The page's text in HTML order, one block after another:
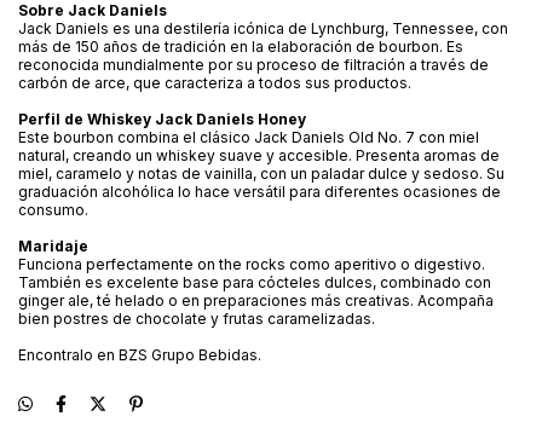
Sobre Jack Daniels
Jack Daniels es una destilería icónica de Lynchburg, Tennessee, con
más de 150 años de tradición en la elaboración de bourbon. Es
reconocida mundialmente por su proceso de filtración a través de
carbón de arce, que caracteriza a todos sus productos.
Perfil de Whiskey Jack Daniels Honey
Este bourbon combina el clásico Jack Daniels Old No. 7 con miel
natural, creando un whiskey suave y accesible. Presenta aromas de
miel, caramelo y notas de vainilla, con un paladar dulce y sedoso. Su
graduación alcohólica lo hace versátil para diferentes ocasiones de
consumo.
Maridaje
Funciona perfectamente on the rocks como aperitivo o digestivo.
También es excelente base para cócteles dulces, combinado con
ginger ale, té helado o en preparaciones más creativas. Acompaña
bien postres de chocolate y frutas caramelizadas.
Encontralo en BZS Grupo Bebidas.